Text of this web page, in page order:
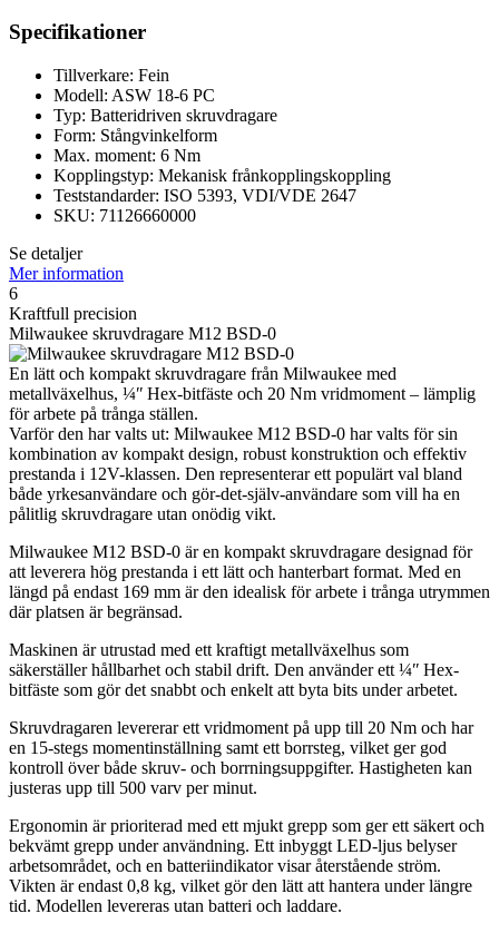
Specifikationer
Tillverkare: Fein
Modell: ASW 18-6 PC
Typ: Batteridriven skruvdragare
Form: Stångvinkelform
Max. moment: 6 Nm
Kopplingstyp: Mekanisk frånkopplingskoppling
Teststandarder: ISO 5393, VDI/VDE 2647
SKU: 71126660000
Se detaljer
Mer information
6
Kraftfull precision
Milwaukee skruvdragare M12 BSD-0
En lätt och kompakt skruvdragare från Milwaukee med
metallväxelhus, ¼ʺ Hex-bitfäste och 20 Nm vridmoment – lämplig
för arbete på trånga ställen.
Varför den har valts ut: Milwaukee M12 BSD-0 har valts för sin
kombination av kompakt design, robust konstruktion och effektiv
prestanda i 12V-klassen. Den representerar ett populärt val bland
både yrkesanvändare och gör-det-själv-användare som vill ha en
pålitlig skruvdragare utan onödig vikt.
Milwaukee M12 BSD-0 är en kompakt skruvdragare designad för
att leverera hög prestanda i ett lätt och hanterbart format. Med en
längd på endast 169 mm är den idealisk för arbete i trånga utrymmen
där platsen är begränsad.
Maskinen är utrustad med ett kraftigt metallväxelhus som
säkerställer hållbarhet och stabil drift. Den använder ett ¼ʺ Hex-
bitfäste som gör det snabbt och enkelt att byta bits under arbetet.
Skruvdragaren levererar ett vridmoment på upp till 20 Nm och har
en 15-stegs momentinställning samt ett borrsteg, vilket ger god
kontroll över både skruv- och borrningsuppgifter. Hastigheten kan
justeras upp till 500 varv per minut.
Ergonomin är prioriterad med ett mjukt grepp som ger ett säkert och
bekvämt grepp under användning. Ett inbyggt LED-ljus belyser
arbetsområdet, och en batteriindikator visar återstående ström.
Vikten är endast 0,8 kg, vilket gör den lätt att hantera under längre
tid. Modellen levereras utan batteri och laddare.